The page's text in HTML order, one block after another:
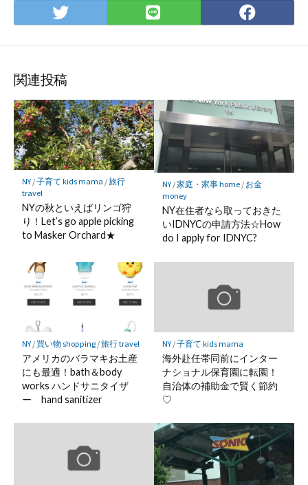
Twitter
で
LINE
で
で
関連投稿
NY/子育て kids mama /旅行
travel
NYの秋といえばリンゴ狩
り！Let’s go apple picking
to Masker Orchard★
NY/家庭・家事 home/ お金
money
NY在住者なら取っておきた
いIDNYCの申請方法☆How
do I apply for IDNYC?
NY/ 買い物 shopping/旅行 travel
アメリカのバラマキお土産
にも最適！bath＆body
works ハンドサニタイザ
ー hand sanitizer
NY/子育て kids mama
海外赴任帯同前にインター
ナショナル保育園に転園！
自治体の補助金で賢く節約
♡